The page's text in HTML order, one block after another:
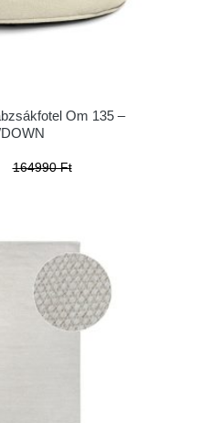
Om 135 –
164990 Ft